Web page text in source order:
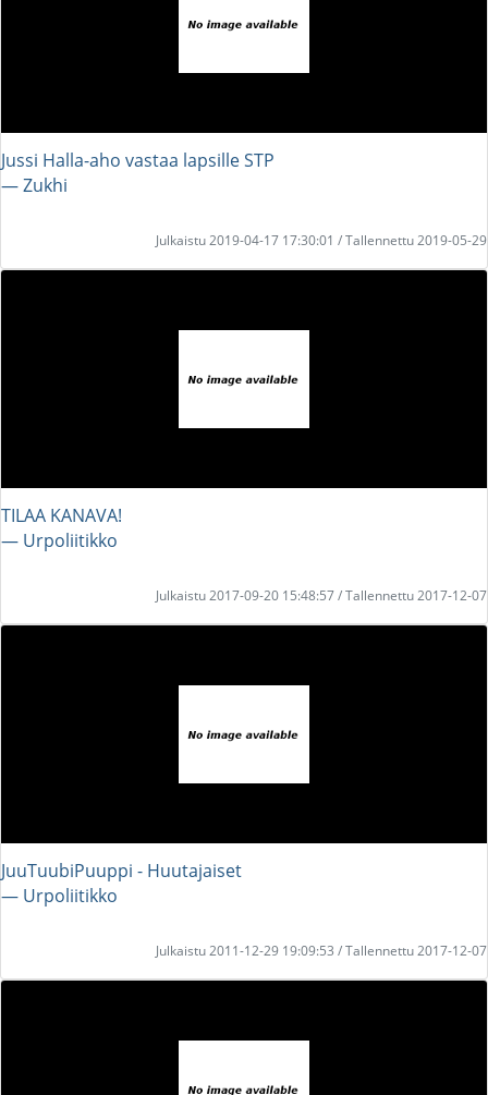
Jussi Halla-aho vastaa lapsille STP
― Zukhi
Julkaistu 2019-04-17 17:30:01 / Tallennettu 2019-05-29
TILAA KANAVA!
― Urpoliitikko
Julkaistu 2017-09-20 15:48:57 / Tallennettu 2017-12-07
JuuTuubiPuuppi - Huutajaiset
― Urpoliitikko
Julkaistu 2011-12-29 19:09:53 / Tallennettu 2017-12-07